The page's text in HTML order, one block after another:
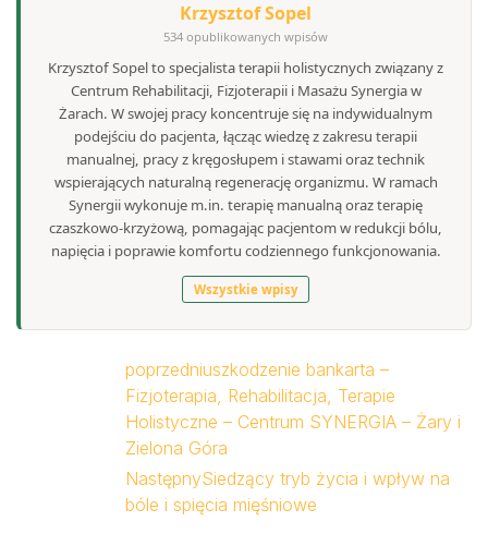
Krzysztof Sopel
534 opublikowanych wpisów
Krzysztof Sopel to specjalista terapii holistycznych związany z
Centrum Rehabilitacji, Fizjoterapii i Masażu Synergia w
Żarach. W swojej pracy koncentruje się na indywidualnym
podejściu do pacjenta, łącząc wiedzę z zakresu terapii
manualnej, pracy z kręgosłupem i stawami oraz technik
wspierających naturalną regenerację organizmu. W ramach
Synergii wykonuje m.in. terapię manualną oraz terapię
czaszkowo-krzyżową, pomagając pacjentom w redukcji bólu,
napięcia i poprawie komfortu codziennego funkcjonowania.
Wszystkie wpisy
poprzedniuszkodzenie bankarta –
Fizjoterapia, Rehabilitacja, Terapie
Holistyczne – Centrum SYNERGIA – Żary i
Zielona Góra
NastępnySiedzący tryb życia i wpływ na
bóle i spięcia mięśniowe